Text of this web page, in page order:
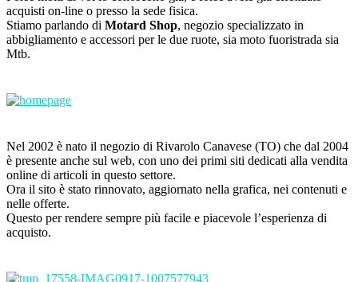
acquisti on-line o presso la sede fisica.
Stiamo parlando di Motard Shop, negozio specializzato in
abbigliamento e accessori per le due ruote, sia moto fuoristrada sia
Mtb.
Nel 2002 è nato il negozio di Rivarolo Canavese (TO) che dal 2004
è presente anche sul web, con uno dei primi siti dedicati alla vendita
online di articoli in questo settore.
Ora il sito è stato rinnovato, aggiornato nella grafica, nei contenuti e
nelle offerte.
Questo per rendere sempre più facile e piacevole l’esperienza di
acquisto.